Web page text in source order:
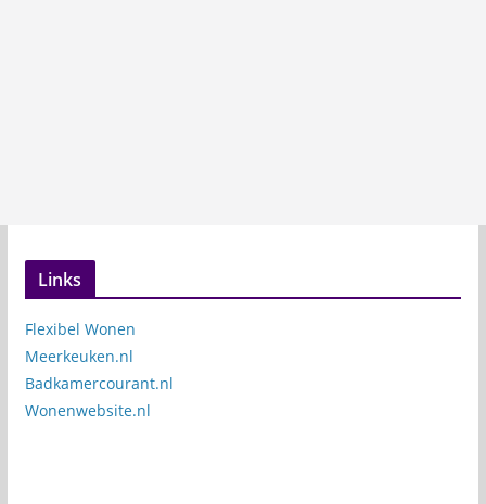
Links
Flexibel Wonen
Meerkeuken.nl
Badkamercourant.nl
Wonenwebsite.nl